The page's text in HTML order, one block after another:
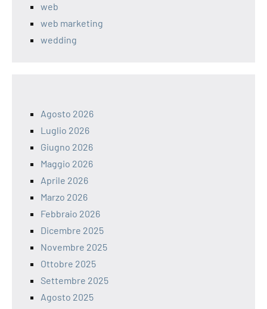
web
web marketing
wedding
Agosto 2026
Luglio 2026
Giugno 2026
Maggio 2026
Aprile 2026
Marzo 2026
Febbraio 2026
Dicembre 2025
Novembre 2025
Ottobre 2025
Settembre 2025
Agosto 2025